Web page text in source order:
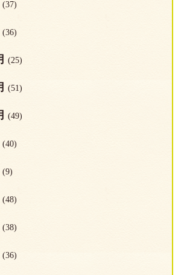
(37)
(36)
(25)
(51)
(49)
(40)
(9)
(48)
(38)
(36)